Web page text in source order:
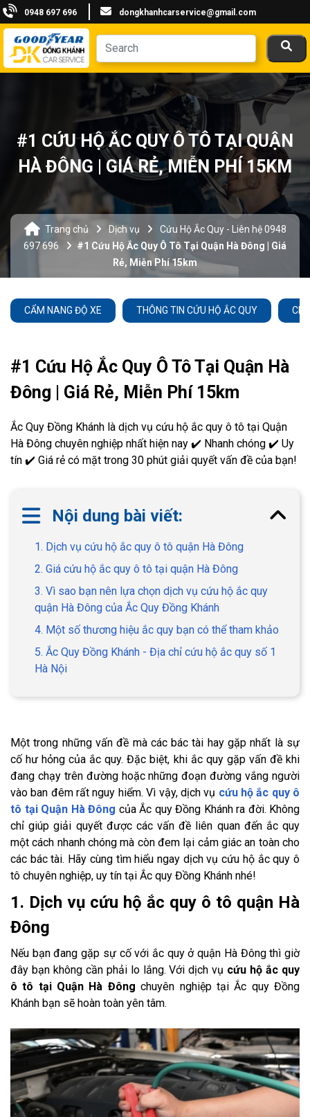
0948 697 696 dongkhanhcarservice@gmail.com
#1 CỨU HỘ ẮC QUY Ô TÔ TẠI QUẬN
HÀ ĐÔNG | GIÁ RẺ, MIỄN PHÍ 15KM
Trang chủ Dịch vụ
Cứu Hộ Ắc Quy - Liên hệ 0948
697 696
#1 Cứu Hộ Ắc Quy Ô Tô Tại Quận Hà Đông | Giá
Rẻ, Miễn Phí 15km
CẨM NANG ĐỘ XE THÔNG TIN CỨU HỘ ẮC QUY
#1 Cứu Hộ Ắc Quy Ô Tô Tại Quận Hà
Đông | Giá Rẻ, Miễn Phí 15km
Ắc Quy Đồng Khánh là dịch vụ cứu hộ ắc quy ô tô tại Quận
Hà Đông chuyên nghiệp nhất hiện nay ✔️ Nhanh chóng ✔️ Uy
tín ✔️ Giá rẻ có mặt trong 30 phút giải quyết vấn đề của bạn!
Nội dung bài viết:
1. Dịch vụ cứu hộ ắc quy ô tô quận Hà Đông
2. Giá cứu hộ ắc quy ô tô tại quận Hà Đông
3. Vì sao bạn nên lựa chọn dịch vụ cứu hộ ắc quy
quận Hà Đông của Ắc Quy Đồng Khánh
4. Một số thương hiệu ắc quy bạn có thể tham khảo
5. Ắc Quy Đồng Khánh - Địa chỉ cứu hộ ắc quy số 1
Hà Nội
Một trong những vấn đề mà các bác tài hay gặp nhất là sự
cố hư hỏng của ắc quy. Đặc biệt, khi ắc quy gặp vấn đề khi
đang chạy trên đường hoặc những đoạn đường vắng người
vào ban đêm rất nguy hiểm. Vì vậy, dịch vụ cứu hộ ắc quy ô
tô tại Quận Hà Đông của Ắc quy Đồng Khánh ra đời. Không
chỉ giúp giải quyết được các vấn đề liên quan đến ắc quy
một cách nhanh chóng mà còn đem lại cảm giác an toàn cho
các bác tài. Hãy cùng tìm hiểu ngay dịch vụ cứu hộ ắc quy ô
tô chuyên nghiệp, uy tín tại Ắc quy Đồng Khánh nhé!
1. Dịch vụ cứu hộ ắc quy ô tô quận Hà
Đông
Nếu bạn đang gặp sự cố với ắc quy ở quận Hà Đông thì giờ
đây bạn không cần phải lo lắng. Với dịch vụ cứu hộ ắc quy
ô tô tại Quận Hà Đông chuyên nghiệp tại Ắc quy Đồng
Khánh bạn sẽ hoàn toàn yên tâm.